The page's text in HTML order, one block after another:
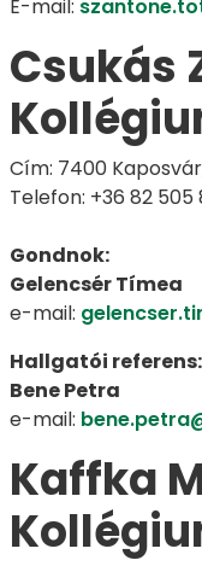
E-mail:
Csukás
Cím: 7400
Telefon: +36 82 505
Gondnok:
Gelencsér Tímea
e-mail:
Hallgatói referens:
Bene Petra
e-mail:
Kaffka